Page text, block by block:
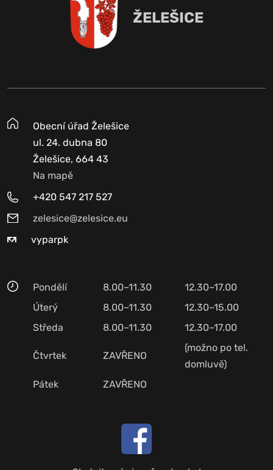
ŽELEŠICE
Obecní úřad Želešice
ul. 24. dubna 80
Želešice, 664 43
Na mapě
+420 547 217 527
zelesice@zelesice.eu
vyparpk
Pondělí 8.00–11.30
12.30–17.00
Úterý
8.00–11.30
12.30–15.00
Středa
8.00–11.30 12.30–17.00
Čtvrtek ZAVŘENO
(možno po tel.
domluvě)
Pátek
ZAVŘENO